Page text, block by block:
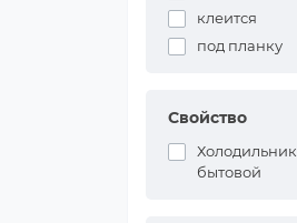
клеится
под планку
Свойство
Холодильник
бытовой